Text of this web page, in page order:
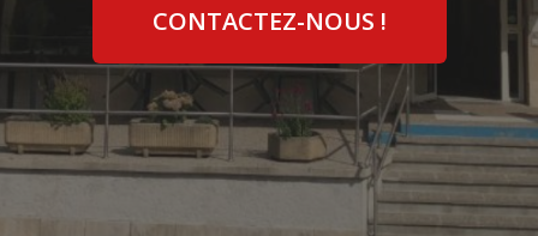
CONTACTEZ-NOUS !